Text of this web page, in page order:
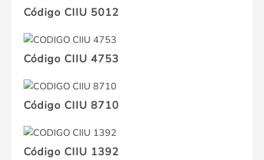
Código CIIU 5012
Código CIIU 4753
Código CIIU 8710
Código CIIU 1392